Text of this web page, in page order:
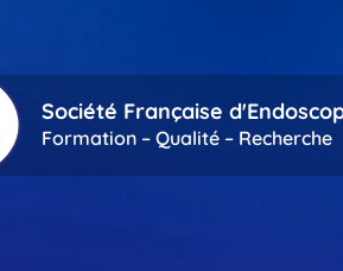
Société Française
Formation – Qualité – Recherche